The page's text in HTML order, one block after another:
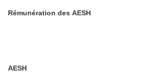
Rémunération des AESH
AESH